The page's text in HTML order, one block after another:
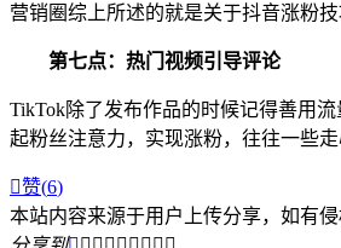
营销圈综上所述的就是关于抖音涨粉
第七点：热门视频引导评论
TikTok除了发布作品的时候记得善用
起粉丝注意力，实现涨粉，往往一些
赞(6)
本站内容来源于用户上传分享，如有